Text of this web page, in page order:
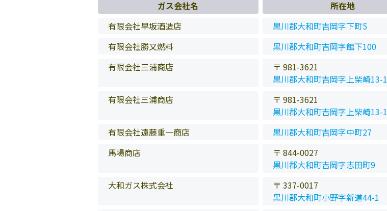
ガス会社名 所在地
有限会社早坂酒造店
黒川郡大和町吉岡字下町5
有限会社勝又燃料
黒川郡大和町吉岡字館下100
有限会社三浦商店
〒 981-3621
黒川郡大和町吉岡字上柴崎13-1
有限会社三浦商店
〒 981-3621
黒川郡大和町吉岡字上柴崎13-1
有限会社遠藤重一商店 黒川郡大和町吉岡字中町27
馬場商店
〒 844-0027
黒川郡大和町吉岡字志田町9
大和ガス株式会社
〒 337-0017
黒川郡大和町小野字新道44-1